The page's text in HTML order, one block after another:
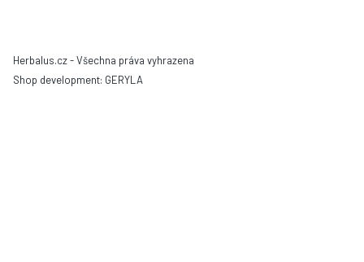
Herbalus.cz - Všechna práva vyhrazena
Shop development: GERYLA